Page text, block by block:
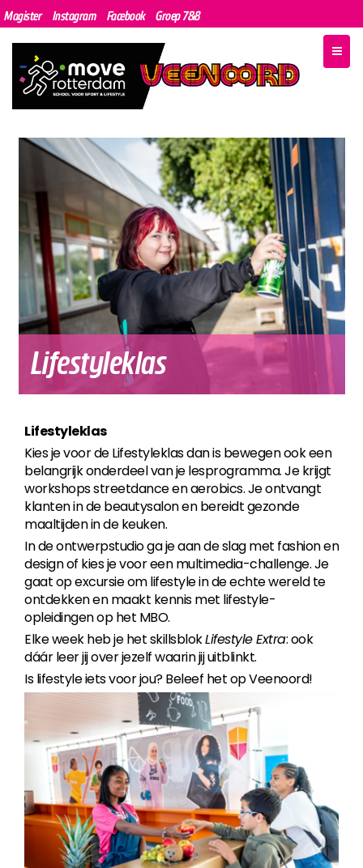
Magister Instagram Facebook Groep 7&8
Lifestyleklas
Lifestyleklas
Kies je voor de Lifestyleklas dan is bewegen ook een
belangrijk onderdeel van je lesprogramma. Je krijgt
workshops streetdance en aerobics. Je ontvangt
klanten in de beautysalon en bereidt gezonde
maaltijden in de keuken.
In de ontwerpstudio ga je aan de slag met fashion en
design of kies je voor een multimedia-challenge. Je
gaat op excursie om lifestyle in de echte wereld te
ontdekken en maakt kennis met lifestyle-
opleidingen op het MBO.
Elke week heb je het skillsblokLifestyle Extra: ook
dáár leer jij over jezelf waarin jij uitblinkt.
Is lifestyle iets voor jou? Beleef het op Veenoord!